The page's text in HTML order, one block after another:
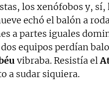
los xenófobos y,
echó el balón a
a partes iguales
equipos perdían
vibraba. Resistía el
a sudar siquiera.